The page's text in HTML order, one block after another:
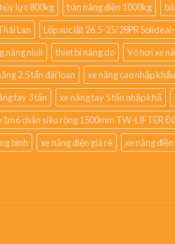
lực 800kg bàn nâng điện 1000kg
Lan Lốp xúc lật 26.5-25/28PR
nâng niuli thiet bi nâng do Vỏ hơi xe
2.5 tấn đài loan
xe nâng cao nhập khẩu
tay 3 tấn xe nâng tay 5 tấn nhập khẩ
chân siêu rộng 1500mm TW-LIFTER
bình xe nâng điện giá rẻ xe nâng